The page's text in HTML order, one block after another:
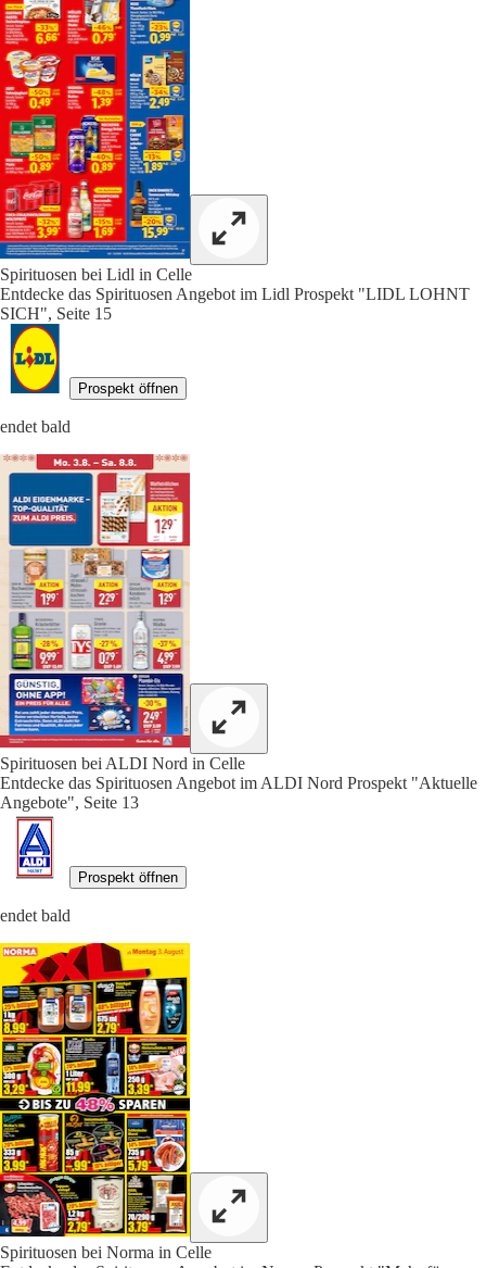
Spirituosen bei Lidl in Celle
Entdecke das Spirituosen Angebot im Lidl Prospekt "LIDL LOHNT
SICH", Seite 15
Prospekt öffnen
endet bald
Spirituosen bei ALDI Nord in Celle
Entdecke das Spirituosen Angebot im ALDI Nord Prospekt "Aktuelle
Angebote", Seite 13
Prospekt öffnen
endet bald
Spirituosen bei Norma in Celle